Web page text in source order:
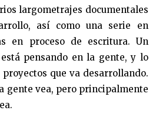
largometrajes documentales
así como una serie en
en proceso de escritura. Un
pensando en la gente, y lo
que va desarrollando.
gente vea, pero principalmente